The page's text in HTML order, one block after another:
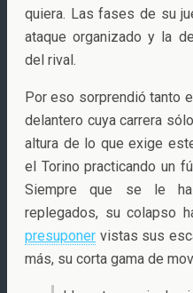
quiera. Las fases de su
ataque organizado y la
del rival.
Por eso sorprendió tanto
delantero cuya carrera
altura de lo que exige
el Torino practicando un
Siempre que se le
replegados, su colapso
presuponer vistas sus
más, su corta gama de